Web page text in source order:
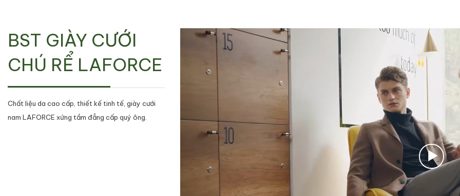
BST GIÀY CƯỚI
CHÚ RỂ LAFORCE
Chất liệu da cao cấp, thiết kế tinh tế, giày cưới
nam LAFORCE xứng tầm đẳng cấp quý ông.